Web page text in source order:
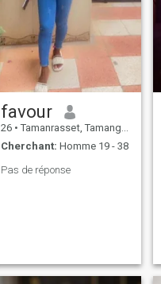
favour
26 • Tamanrasset, Tamanghasset, Algérie
Cherchant: Homme 19 - 38
Pas de réponse